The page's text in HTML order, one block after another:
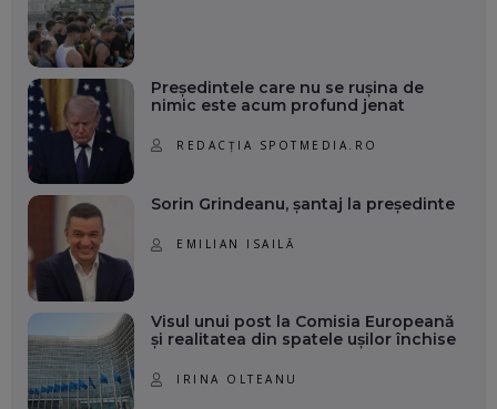
Președintele care nu se rușina de
nimic este acum profund jenat
REDACȚIA SPOTMEDIA.RO
Sorin Grindeanu, șantaj la președinte
EMILIAN ISAILĂ
Visul unui post la Comisia Europeană
și realitatea din spatele ușilor închise
IRINA OLTEANU